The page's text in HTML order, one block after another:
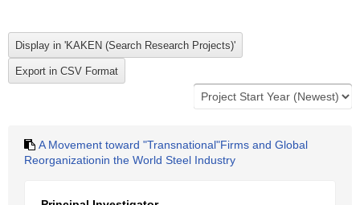
A Movement toward "Transnational"Firms and Global
Reorganizationin the World Steel Industry